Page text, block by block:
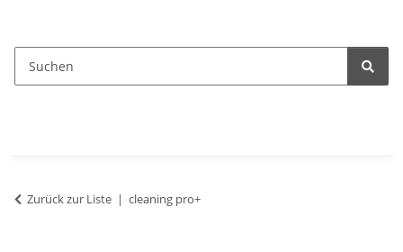
Zurück zur Liste cleaning pro+